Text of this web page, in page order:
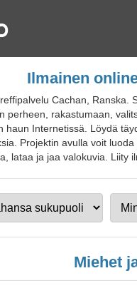
Ilmainen
Cachan,
perheen, rakastumaan,
Internetissä. Löydä
Projektin avulla voit
lataa ja jaa valokuvia. Liity
Miehet